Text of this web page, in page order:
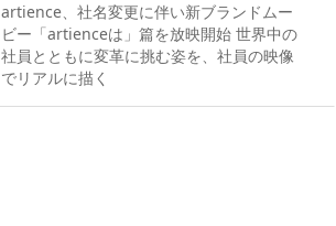
artience、社名変更に伴い新ブランドムー
ビー「artienceは」篇を放映開始 世界中の
社員とともに変革に挑む姿を、社員の映像
でリアルに描く